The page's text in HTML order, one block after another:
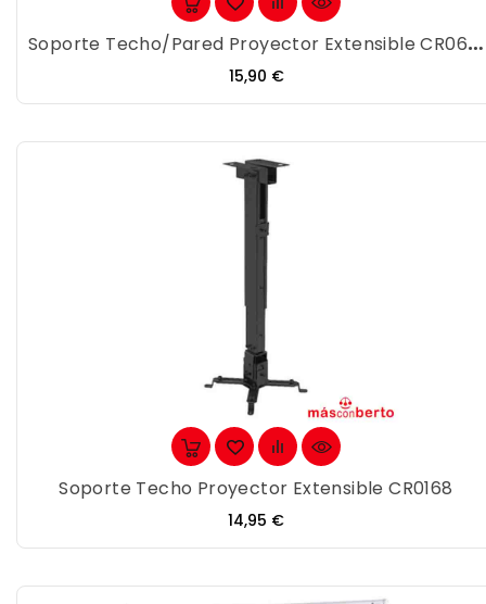
Soporte Techo/Pared Proyector Extensible CR0662
Precio
15,90 €
Soporte Techo Proyector Extensible CR0168
Precio
14,95 €